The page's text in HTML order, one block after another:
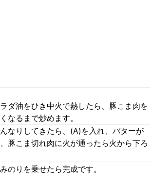
ダ油をひき中火で熱したら、豚こま肉を
なるまで炒めます。
なりしてきたら、(A)を入れ、バターが
豚こま切れ肉に火が通ったら火から下ろ
のりを乗せたら完成です。